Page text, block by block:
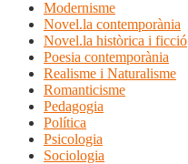
Modernisme
Novel.la contemporània
Novel.la històrica i ficció
Poesia contemporània
Realisme i Naturalisme
Romanticisme
Pedagogia
Política
Psicologia
Sociologia